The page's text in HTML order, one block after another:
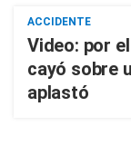
ACCIDENTE
Video: por
cayó sobre
aplastó